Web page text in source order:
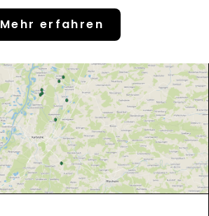
Mehr erfahren